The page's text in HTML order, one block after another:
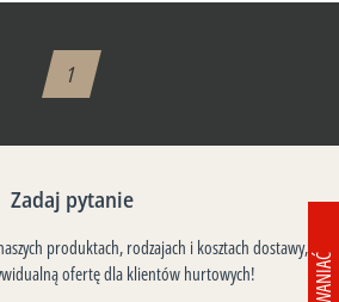
1
Zadaj pytanie
produktach, rodzajach i kosztach dostawy,
ofertę dla klientów hurtowych!